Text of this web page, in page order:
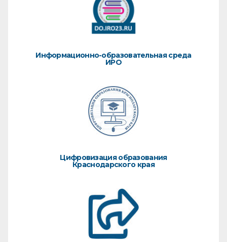
Информационно-образовательная среда
ИРО
Цифровизация образования
Краснодарского края